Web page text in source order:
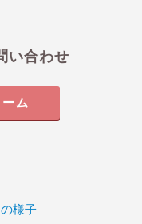
い合わせ
ム